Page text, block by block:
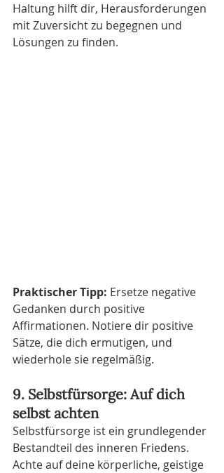
Haltung hilft dir, Herausforderungen
mit Zuversicht zu begegnen und
Lösungen zu finden.
Praktischer Tipp: Ersetze negative
Gedanken durch positive
Affirmationen. Notiere dir positive
Sätze, die dich ermutigen, und
wiederhole sie regelmäßig.
9. Selbstfürsorge: Auf dich
selbst achten
Selbstfürsorge ist ein grundlegender
Bestandteil des inneren Friedens.
Achte auf deine körperliche, geistige